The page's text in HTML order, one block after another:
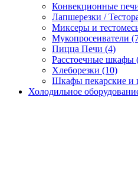
Конвекционные
Лапшерезки /
Миксеры и
Мукопросеиватели
Пицца Печи (4)
Расстоечные шкафы
Хлеборезки (10)
Шкафы пекарские и
Холодильное